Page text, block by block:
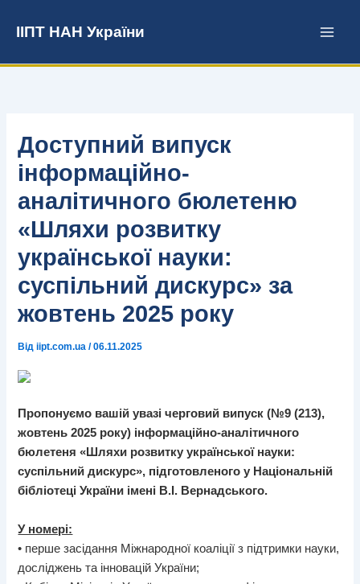
ІІПТ НАН України
Доступний випуск
інформаційно-
аналітичного бюлетеню
«Шляхи розвитку
української науки:
суспільний дискурс» за
жовтень 2025 року
Відiipt.com.ua/06.11.2025
Пропонуємо вашій увазі черговий випуск (№9 (213),
жовтень 2025 року) інформаційно-аналітичного
бюлетеня «Шляхи розвитку української науки:
суспільний дискурс», підготовленого у Національній
бібліотеці України імені В.І. Вернадського.
У номері:
• перше засідання Міжнародної коаліції з підтримки науки,
досліджень та інновацій України;